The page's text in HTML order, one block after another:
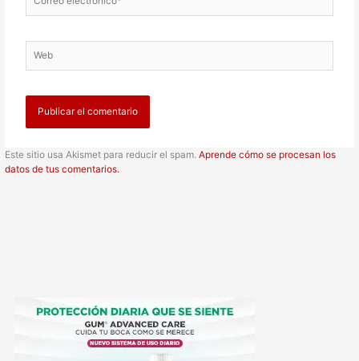
electrónico*
Este sitio usa Akismet para reducir el spam.Aprende cómo se procesan los
datos de tus comentarios.